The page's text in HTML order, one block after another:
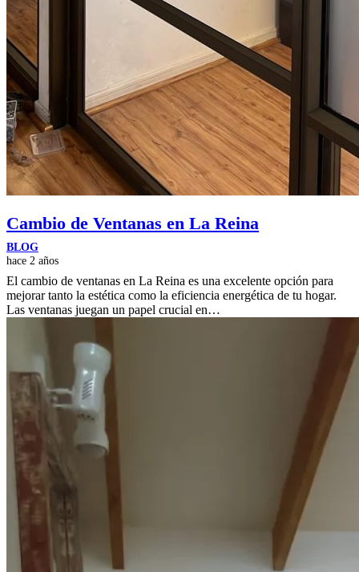
Cambio de Ventanas en La Reina
BLOG
hace 2 años
El cambio de ventanas en La Reina es una excelente opción para
mejorar tanto la estética como la eficiencia energética de tu hogar.
Las ventanas juegan un papel crucial en…